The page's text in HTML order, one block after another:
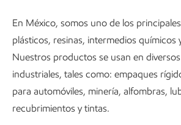
En México, somos uno de los
plásticos, resinas, intermedios químicos
Nuestros productos se usan en
industriales, tales como: empaques
para automóviles, minería, alfombras,
recubrimientos y tintas.